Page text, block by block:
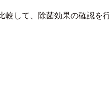
較して、除菌効果の確認を